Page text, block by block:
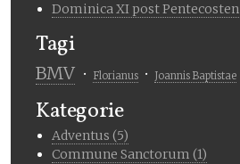
Dominica XI post Pentecosten
Tagi
BMV Florianus Joannis Baptistae
Kategorie
Adventus (5)
Commune Sanctorum (1)